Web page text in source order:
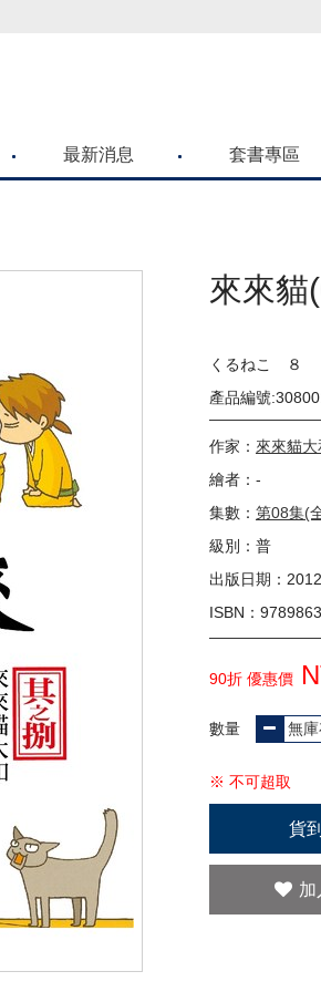
了！請各位喜歡青文購物網的朋友們，提高警覺！
最新消息 套書專區
來來貓
くるねこ ８
產品編號
作家： 來來貓大
繪者：-
集數： 第08集(
級別：普
出版日期：
ISBN：
90折 優惠價
數量
※ 不可超取
貨
加